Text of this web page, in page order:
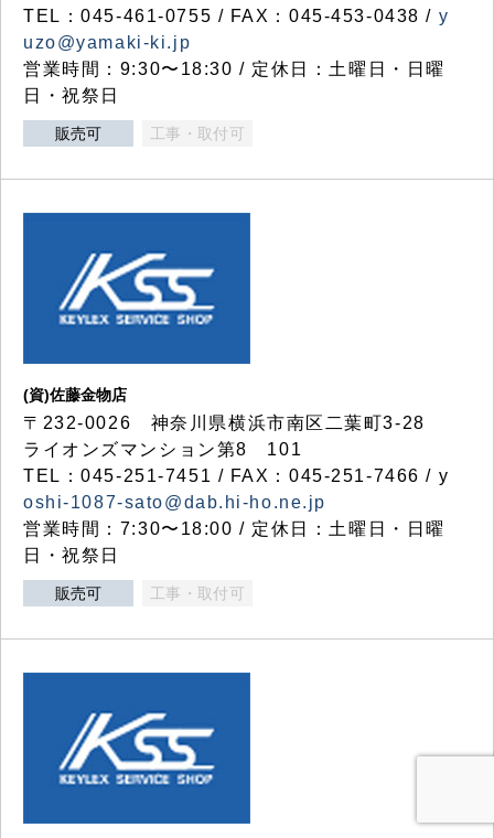
TEL：045-461-0755 / FAX：045-453-0438 / y
uzo@yamaki-ki.jp
営業時間：9:30〜18:30 / 定休日：土曜日・日曜
日・祝祭日
販売可 工事・取付可
(資)佐藤金物店
〒232-0026 神奈川県横浜市南区二葉町3-28
ライオンズマンション第8 101
TEL：045-251-7451 / FAX：045-251-7466 / y
oshi-1087-sato@dab.hi-ho.ne.jp
営業時間：7:30〜18:00 / 定休日：土曜日・日曜
日・祝祭日
販売可 工事・取付可